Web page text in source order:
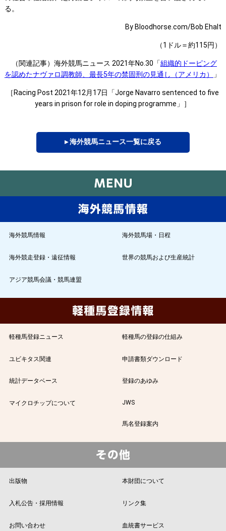
る。
By Bloodhorse.com/Bob Ehalt
（1ドル＝約115円）
（関連記事）海外競馬ニュース 2021年No.30「組織的ドーピング
を認めたナヴァロ調教師、最長5年の禁固刑の見通し（アメリカ）
」
［Racing Post 2021年12月17日「Jorge Navarro sentenced to five
years in prison for role in doping programme」］
▸ 海外競馬ニュース一覧に戻る
海外競馬情報 海外競馬場・日程
海外競走登録・遠征情報 世界の競馬および生産統計
アジア競馬会議・競馬連盟
軽種馬登録ニュース 軽種馬の登録の仕組み
ユビキタス関連 申請書類ダウンロード
統計データベース 登録のあゆみ
マイクロチップについて JWS
馬名登録案内
出版物 本財団について
入札公告・採用情報 リンク集
お問い合わせ 血統書サービス